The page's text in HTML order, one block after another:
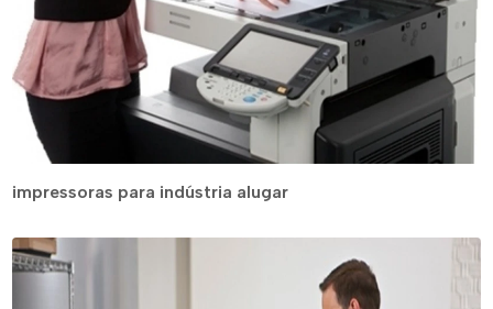
impressoras para indústria alugar